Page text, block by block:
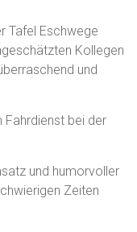
Tafel Eschwege
Kollegen
und
Fahrdienst bei der
und humorvoller
Zeiten